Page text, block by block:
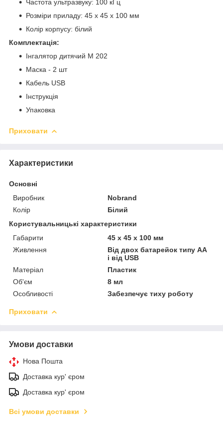
Частота ультразвуку: 100 кГц
Розміри приладу: 45 х 45 х 100 мм
Колір корпусу: білий
Комплектація:
Інгалятор дитячий M 202
Маска - 2 шт
Кабель USB
Інструкція
Упаковка
Приховати
Характеристики
Основні
Виробник
Nobrand
Колір
Білий
Користувальницькі характеристики
Габарити
45 х 45 х 100 мм
Живлення
Від двох батарейок типу AA
і від USB​​​​​​​
Матеріал
Пластик
Об'єм
8 мл
Особливості
Забезпечує тиху роботу
Приховати
Умови доставки
Нова Пошта
Доставка кур' єром
Доставка кур' єром
Всі умови доставки